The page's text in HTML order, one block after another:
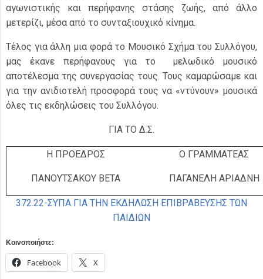
αγωνιστικής και περήφανης στάσης ζωής, από άλλο
μετερίζι, μέσα από το συνταξιουχικό κίνημα.
Τέλος για άλλη μια φορά το Μουσικό Σχήμα του Συλλόγου,
μας έκανε περήφανους για το μελωδικό μουσικό
αποτέλεσμα της συνεργασίας τους. Τους καμαρώσαμε και
για την ανιδιοτελή προσφορά τους να «ντύνουν» μουσικά
όλες τις εκδηλώσεις του Συλλόγου.
ΓΙΑ ΤΟ Δ.Σ.
Η ΠΡΟΕΔΡΟΣ
ΠΑΝΟΥΤΣΑΚΟΥ ΒΕΤΑ
Ο ΓΡΑΜΜΑΤΕΑΣ
ΠΑΓΑΝΕΛΗ ΑΡΙΑΔΝΗ
372.22-ΣΥΠΑ ΓΙΑ ΤΗΝ ΕΚΔΗΛΩΣΗ ΕΠΙΒΡΑΒΕΥΣΗΣ ΤΩΝ
ΠΑΙΔΙΩΝ
Κοινοποιήστε:
Facebook X